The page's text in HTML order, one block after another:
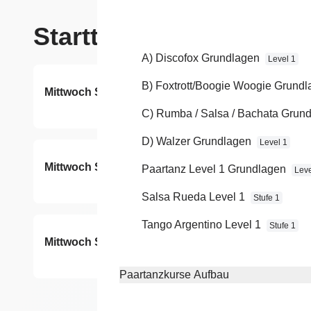
A) Discofox Grundlagen Level 1
B) Foxtrott/Boogie Woogie
C) Rumba / Salsa / Bachata
D) Walzer Grundlagen Level 1
Paartanz Level 1 Grundlagen
Salsa Rueda Level 1 Stufe 1
Tango Argentino Level 1 Stufe 1
Paartanzkurse Aufbau
Starttermine
Mittwoch Schnupperstunde
Mittwoch Schnupperstunde
Mittwoch Schnupperstunde